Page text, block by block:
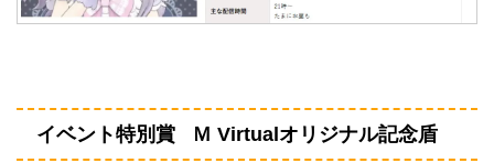
イベント特別賞 Ｍ Virtualオリジナル記念盾